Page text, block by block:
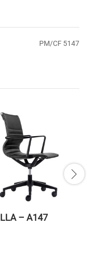
PM/CF 5147
– A147